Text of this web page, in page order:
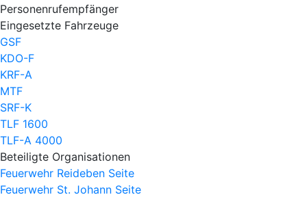
Personenrufempfänger
Eingesetzte Fahrzeuge
GSF
KDO-F
KRF-A
MTF
SRF-K
TLF 1600
TLF-A 4000
Beteiligte Organisationen
Feuerwehr Reideben Seite
Feuerwehr St. Johann Seite